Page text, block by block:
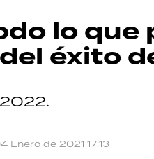
lo que
éxito
Enero de 2021 17:13